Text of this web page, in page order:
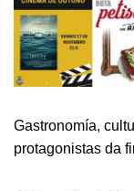
PARA
TODAS
AS
IDADES
NA
Gastronomía,
protagonistas da